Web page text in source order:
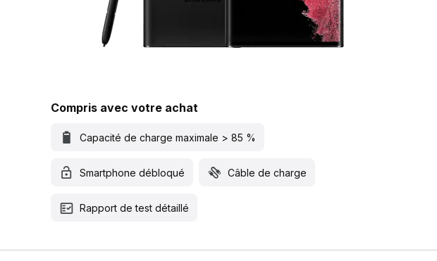
Compris avec votre achat
Capacité de charge maximale > 85 %
Smartphone débloqué Câble de charge
Rapport de test détaillé